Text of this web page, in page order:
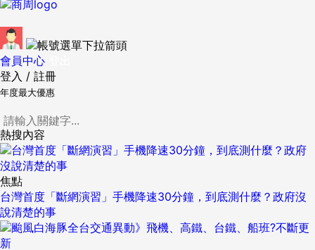
會員中心
登入 / 註冊
年度最大優惠
熱搜內容
焦點
台灣首度「斷網演習」手機降速30分鐘，到底測什麼？政府沒
說清楚的事